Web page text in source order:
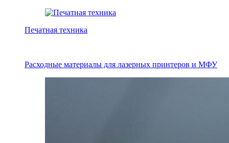
Печатная техника
Расходные материалы для лазерных принтеров и МФУ